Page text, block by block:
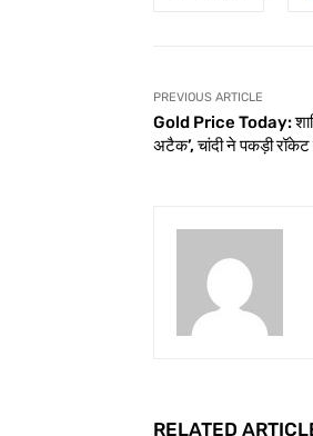
PREVIOUS ARTICLE
Gold Price Today:
अटैक’, चांदी ने पकड़ी रॉकेट
RELATED